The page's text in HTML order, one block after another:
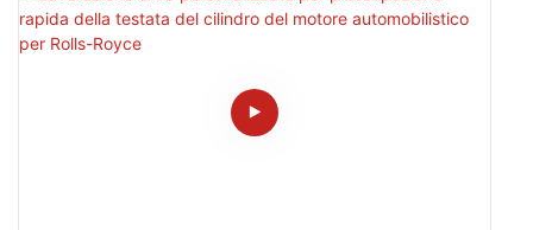
questi componenti strutturali in pressofusione fungono da moduli portanti, di
collegamento e funzionali essenziali per il funzionamento stabile, la lunga durata